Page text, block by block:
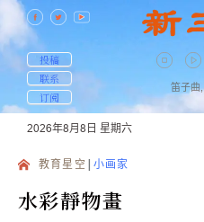
投稿
联系
订阅
笛子曲,
2026年8月8日 星期六
教育星空 小画家
水彩靜物畫